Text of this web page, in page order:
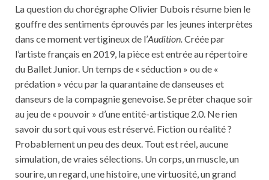
La question du chorégraphe Olivier Dubois résume bien le
gouffre des sentiments éprouvés par les jeunes interprètes
dans ce moment vertigineux de l’Audition.Créée par
l’artiste français en 2019, la pièce est entrée au répertoire
du Ballet Junior. Un temps de « séduction » ou de «
prédation » vécu par la quarantaine de danseuses et
danseurs de la compagnie genevoise. Se prêter chaque soir
au jeu de « pouvoir » d’une entité-artistique 2.0. Ne rien
savoir du sort qui vous est réservé. Fiction ou réalité ?
Probablement un peu des deux. Tout est réel, aucune
simulation, de vraies sélections. Un corps, un muscle, un
sourire, un regard, une histoire, une virtuosité, un grand